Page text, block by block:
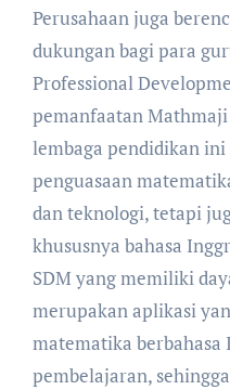
Perusahaan juga
dukungan bagi para
Professional
pemanfaatan
lembaga pendidikan
penguasaan
dan teknologi, tetapi
khususnya bahasa
SDM yang memiliki
merupakan aplikasi
matematika berbahasa
pembelajaran,